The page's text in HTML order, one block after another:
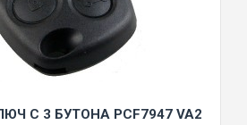
VOULIS
С 3 БУТОНА PCF7947 VA2